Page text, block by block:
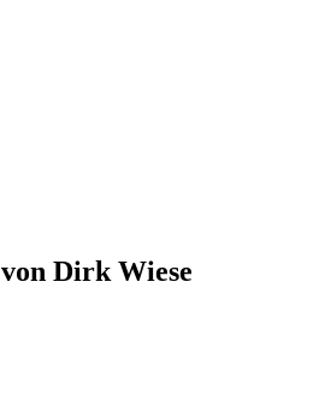
Dirk Wiese